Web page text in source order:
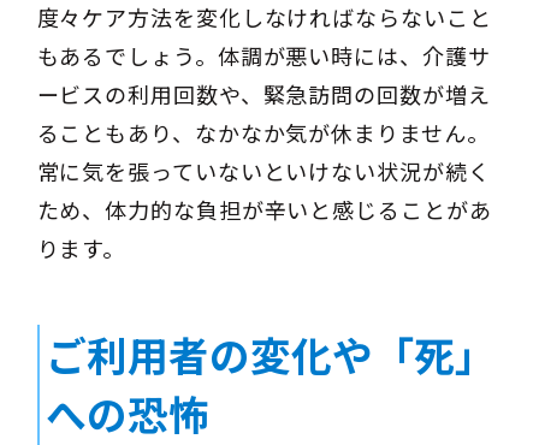
度々ケア方法を変化しなければならないこと
もあるでしょう。体調が悪い時には、介護サ
ービスの利用回数や、緊急訪問の回数が増え
ることもあり、なかなか気が休まりません。
常に気を張っていないといけない状況が続く
ため、体力的な負担が辛いと感じることがあ
ります。
ご利用者の変化や「死」
への恐怖